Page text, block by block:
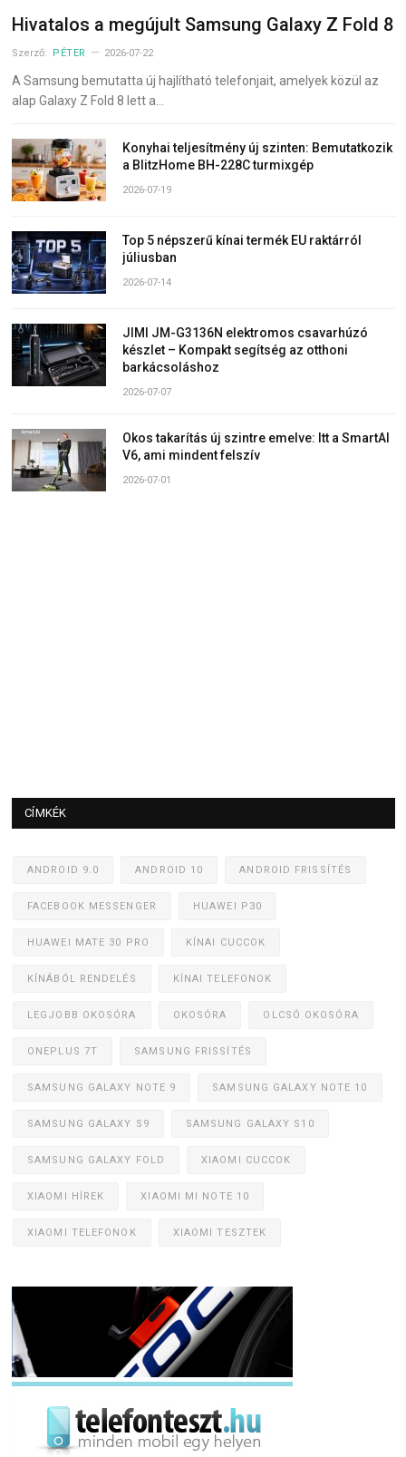
Hivatalos a megújult Samsung Galaxy Z Fold 8
Szerző: PÉTER 2026-07-22
A Samsung bemutatta új hajlítható telefonjait, amelyek közül az
alap Galaxy Z Fold 8 lett a…
Konyhai teljesítmény új szinten: Bemutatkozik
a BlitzHome BH-228C turmixgép
2026-07-19
Top 5 népszerű kínai termék EU raktárról
júliusban
2026-07-14
JIMI JM-G3136N elektromos csavarhúzó
készlet – Kompakt segítség az otthoni
barkácsoláshoz
2026-07-07
Okos takarítás új szintre emelve: Itt a SmartAI
V6, ami mindent felszív
2026-07-01
CÍMKÉK
ANDROID 9.0 ANDROID 10 ANDROID FRISSÍTÉS
FACEBOOK MESSENGER HUAWEI P30
HUAWEI MATE 30 PRO KÍNAI CUCCOK
KÍNÁBÓL RENDELÉS KÍNAI TELEFONOK
LEGJOBB OKOSÓRA OKOSÓRA OLCSÓ OKOSÓRA
ONEPLUS 7T SAMSUNG FRISSÍTÉS
SAMSUNG GALAXY NOTE 9 SAMSUNG GALAXY NOTE 10
SAMSUNG GALAXY S9 SAMSUNG GALAXY S10
SAMSUNG GALAXY FOLD XIAOMI CUCCOK
XIAOMI HÍREK XIAOMI MI NOTE 10
XIAOMI TELEFONOK XIAOMI TESZTEK